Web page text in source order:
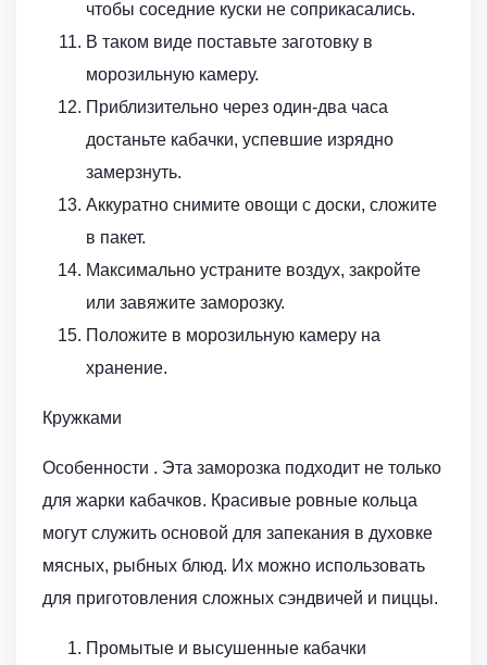
чтобы соседние куски не соприкасались.
В таком виде поставьте заготовку в
морозильную камеру.
Приблизительно через один-два часа
достаньте кабачки, успевшие изрядно
замерзнуть.
Аккуратно снимите овощи с доски, сложите
в пакет.
Максимально устраните воздух, закройте
или завяжите заморозку.
Положите в морозильную камеру на
хранение.
Кружками
Особенности . Эта заморозка подходит не только
для жарки кабачков. Красивые ровные кольца
могут служить основой для запекания в духовке
мясных, рыбных блюд. Их можно использовать
для приготовления сложных сэндвичей и пиццы.
Промытые и высушенные кабачки